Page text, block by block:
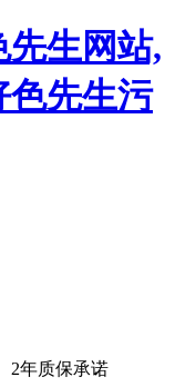
先生网站,
色先生污
2年质保承诺